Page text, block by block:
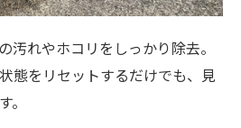
汚れやホコリをしっかり除去。
態をリセットするだけでも、見